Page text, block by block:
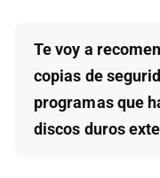
Te voy a
copias de
programas que
discos duros